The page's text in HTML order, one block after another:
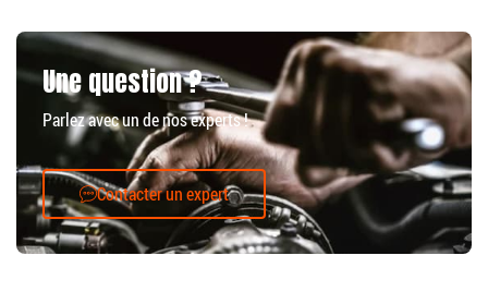
Une question ?
Parlez avec un de nos experts !
Contacter un expert